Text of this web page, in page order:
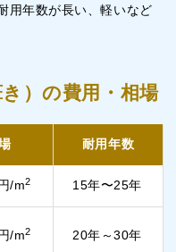
用年数が長い、軽いなど
）の費用・相場
耐用年数
/m2 15年〜25年
/m2 20年～30年